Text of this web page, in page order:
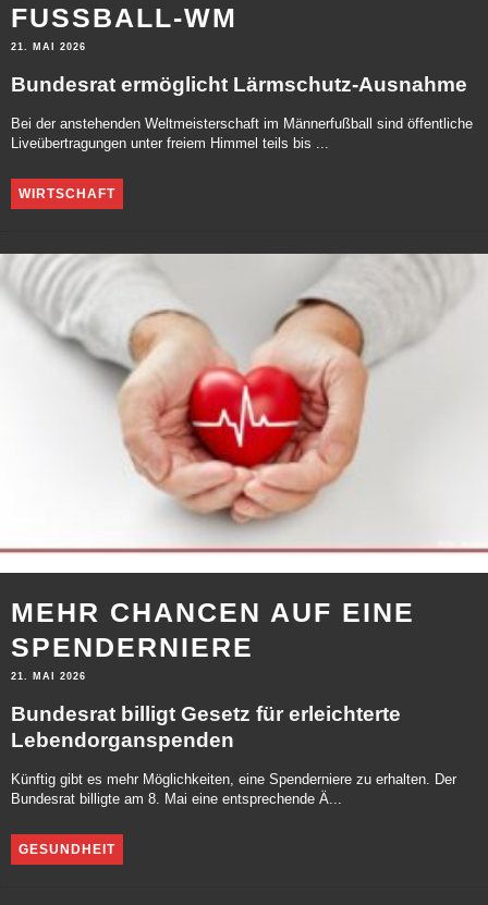
FUSSBALL-WM
21. MAI 2026
Bundesrat ermöglicht Lärmschutz-Ausnahme
Bei der anstehenden Weltmeisterschaft im Männerfußball sind öffentliche
Liveübertragungen unter freiem Himmel teils bis ...
WIRTSCHAFT
MEHR CHANCEN AUF EINE
SPENDERNIERE
21. MAI 2026
Bundesrat billigt Gesetz für erleichterte
Lebendorganspenden
Künftig gibt es mehr Möglichkeiten, eine Spenderniere zu erhalten. Der
Bundesrat billigte am 8. Mai eine entsprechende Ä...
GESUNDHEIT